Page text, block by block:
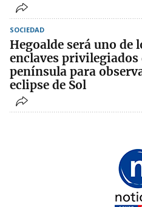
SOCIEDAD
Hegoalde será uno de
enclaves privilegiados
península para
eclipse de Sol